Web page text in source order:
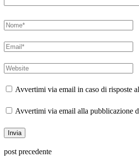
Avvertimi via email in caso di risposte
Avvertimi via email alla pubblicazione
post precedente